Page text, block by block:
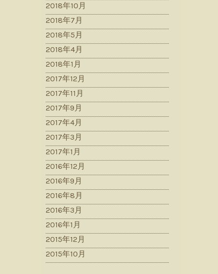
2018年10月
2018年7月
2018年5月
2018年4月
2018年1月
2017年12月
2017年11月
2017年9月
2017年4月
2017年3月
2017年1月
2016年12月
2016年9月
2016年8月
2016年3月
2016年1月
2015年12月
2015年10月